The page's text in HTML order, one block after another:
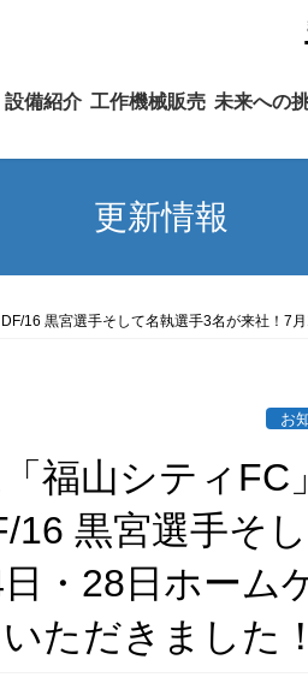
設備紹介 工作機械販売 未来への
更新情報
16 黒宮選手そして名執選手3名が来社！7
お
福山シティFC」
16 黒宮選手そ
・28日ホーム
ただきました！